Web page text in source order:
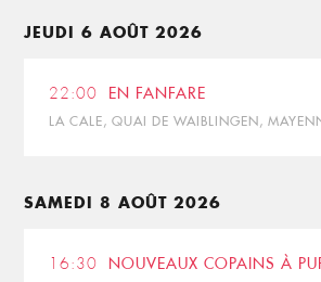
JEUDI 6 AOÛT 2026
22:00 EN FANFARE
LA CALE, QUAI DE WAIBLINGEN,
SAMEDI 8 AOÛT 2026
16:30 NOUVEAUX COPAINS À